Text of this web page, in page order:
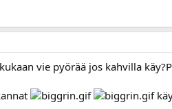
vie pyörää jos kahvilla